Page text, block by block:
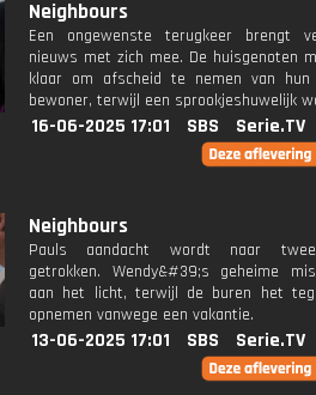
Neighbours
Een ongewenste terugkeer brengt
nieuws met zich mee. De huisgenoten
klaar om afscheid te nemen van hun
bewoner, terwijl een sprookjeshuwelijk
16-06-2025 17:01 SBS Serie.TV
Neighbours
Pauls aandacht wordt naar
getrokken. Wendy&#39;s geheime
aan het licht, terwijl de buren het
opnemen vanwege een vakantie.
13-06-2025 17:01 SBS Serie.TV